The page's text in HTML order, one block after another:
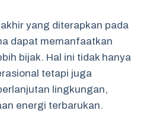
yang diterapkan pada
dapat memanfaatkan
bijak. Hal ini tidak hanya
tetapi juga
lingkungan,
energi terbarukan.